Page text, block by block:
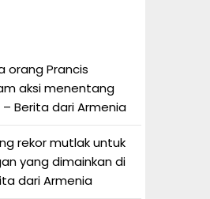
orang Prancis
aksi menentang
Berita dari Armenia
rekor mutlak untuk
yang dimainkan di
dari Armenia